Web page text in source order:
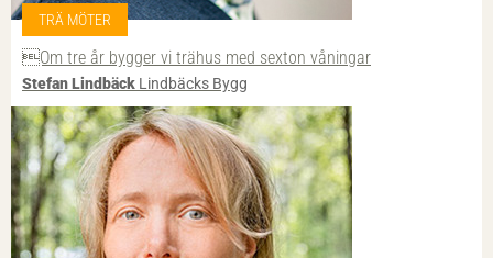
TRÄ MÖTER
Om tre år bygger vi trähus med sexton våningar
Stefan Lindbäck Lindbäcks Bygg